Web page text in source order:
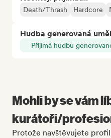
Death/Thrash Hardcore
Hudba generovaná
Přijímá hudbu
Mohli by se vám
kurátoři/
Protože navštěvujete